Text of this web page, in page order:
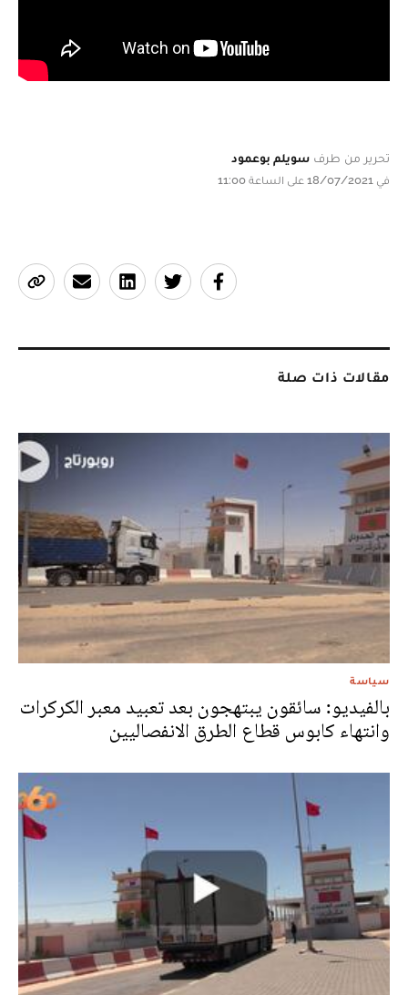
تحرير من طرف سويلم بوعمود
في 18/07/2021 على الساعة 11:00
مقالات ذات صلة
سياسة
بالفيديو: سائقون يبتهجون بعد تعبيد معبر الكركرات
وانتهاء كابوس قطاع الطرق الانفصاليين